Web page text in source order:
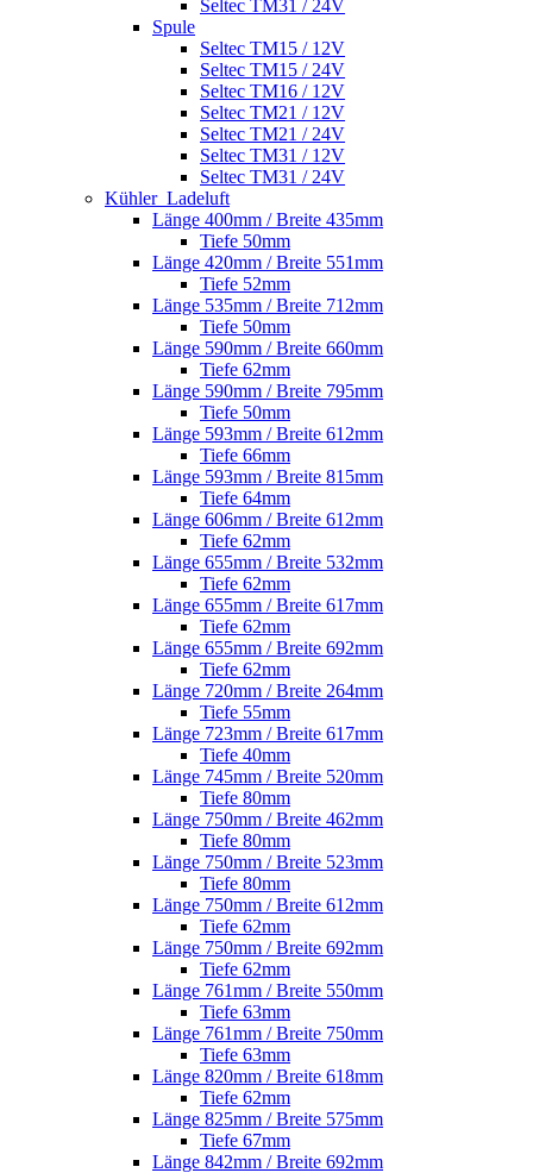
Seltec TM31 / 24V
Spule
Seltec TM15 / 12V
Seltec TM15 / 24V
Seltec TM16 / 12V
Seltec TM21 / 12V
Seltec TM21 / 24V
Seltec TM31 / 12V
Seltec TM31 / 24V
Kühler_Ladeluft
Länge 400mm / Breite 435mm
Tiefe 50mm
Länge 420mm / Breite 551mm
Tiefe 52mm
Länge 535mm / Breite 712mm
Tiefe 50mm
Länge 590mm / Breite 660mm
Tiefe 62mm
Länge 590mm / Breite 795mm
Tiefe 50mm
Länge 593mm / Breite 612mm
Tiefe 66mm
Länge 593mm / Breite 815mm
Tiefe 64mm
Länge 606mm / Breite 612mm
Tiefe 62mm
Länge 655mm / Breite 532mm
Tiefe 62mm
Länge 655mm / Breite 617mm
Tiefe 62mm
Länge 655mm / Breite 692mm
Tiefe 62mm
Länge 720mm / Breite 264mm
Tiefe 55mm
Länge 723mm / Breite 617mm
Tiefe 40mm
Länge 745mm / Breite 520mm
Tiefe 80mm
Länge 750mm / Breite 462mm
Tiefe 80mm
Länge 750mm / Breite 523mm
Tiefe 80mm
Länge 750mm / Breite 612mm
Tiefe 62mm
Länge 750mm / Breite 692mm
Tiefe 62mm
Länge 761mm / Breite 550mm
Tiefe 63mm
Länge 761mm / Breite 750mm
Tiefe 63mm
Länge 820mm / Breite 618mm
Tiefe 62mm
Länge 825mm / Breite 575mm
Tiefe 67mm
Länge 842mm / Breite 692mm